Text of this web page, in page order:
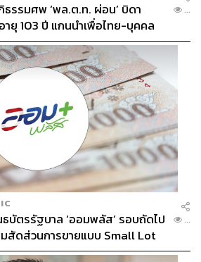
รรมศพ ‘พล.ต.ท. ผ่อน’ บิดา
ายุ 103 ปี แกนนำเพื่อไทย-บุคคล
...
บัตรรัฐบาล ‘ออมพลัส’ รอบถัดไป
สัดส่วนการขายแบบ Small Lot
...